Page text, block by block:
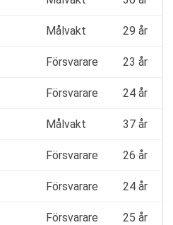
Målvakt 29 år
Försvarare 23 år
Försvarare 24 år
Målvakt 37 år
Försvarare 26 år
Försvarare 24 år
Försvarare 25 år